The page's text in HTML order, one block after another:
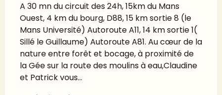
A 30 mn du circuit des 24h, 15km du Mans
Ouest, 4 km du bourg, D88, 15 km sortie 8 (le
Mans Université) Autoroute A11, 14 km sortie 1(
Sillé le Guillaume) Autoroute A81. Au cœur de la
nature entre forêt et bocage, à proximité de
la Gée sur la route des moulins à eau,Claudine
et Patrick vous...